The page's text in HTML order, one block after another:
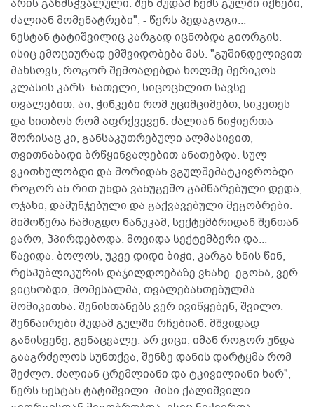
არის განმსჭვალული. შენ მუდამ ჩემს გულში იქნები,
ძალიან მომენატრები", - წერს პედაგოგი...
ნესტან ტატიშვილიც კარგად იცნობდა გიორგის.
ისიც ემოციურად ემშვიდობება მას. "გუშინდელივით
მახსოვს, როგორ შემოაღებდა ხოლმე მერიკოს
კლასის კარს. ნათელი, სიცოცხლით სავსე
თვალებით, აი, ჭინკები რომ უციმციმებთ, სიკეთეს
და სითბოს რომ აფრქვევენ. ძალიან ნიჭიერთა
შორისაც კი, განსაკუთრებული ალმასივით,
თვითნაბადი ბრწყინვალებით ანათებდა. სულ
ვკითხულობდი და შორიდან ვგულშემატკივრობდი.
როგორ ან რით უნდა ვანუგეშო გამწარებული დედა,
ოჯახი, დამუნჯებული და გაქვავებული მეგობრები.
მიმოწერა ჩამიგდო ნანუკამ, სექტემბრიდან შენთან
ვარო, ჰპირდებოდა. მოვიდა სექტემბერი და...
წავიდა. ბოლოს, უკვე დიდი ბიჭი, კარგა ხნის წინ,
რესპუბლიკურის დაჯილდოებაზე ვნახე. ეგონა, ვერ
ვიცნობდი, მომესალმა, თვალებანთებულმა
მომიკითხა. შენისთანებს ვერ ივიწყებენ, შვილო.
შენნაირები მუდამ გულში რჩებიან. მშვიდად
განისვენე, გენაცვალე. არ ვიცი, იმან როგორ უნდა
გააგრძელოს სუნთქვა, შენზე დანის დარტყმა რომ
შეძლო. ძალიან ცრემლიანი და ტკივილიანი ხარ", -
წერს ნესტან ტატიშვილი. მისი ქალიშვილი